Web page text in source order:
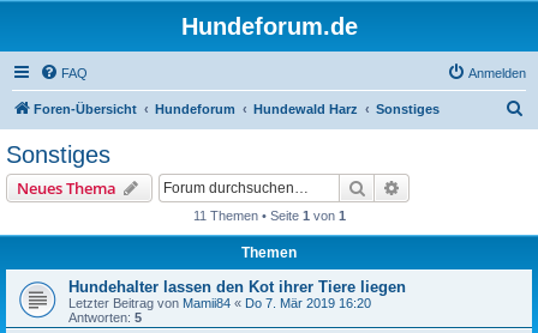
Hundeforum.de
FAQ Anmelden
Foren-Übersicht Hundeforum Hundewald Harz Sonstiges
Sonstiges
Neues Thema Suche
11 Themen • Seite 1 von 1
Themen
Hundehalter lassen den Kot ihrer Tiere liegen
Letzter Beitrag von Mamii84 « Do 7. Mär 2019 16:20
Antworten: 5